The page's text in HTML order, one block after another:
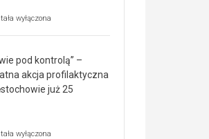
wyłączona
pod kontrolą” –
akcja profilaktyczna
już 25
wyłączona